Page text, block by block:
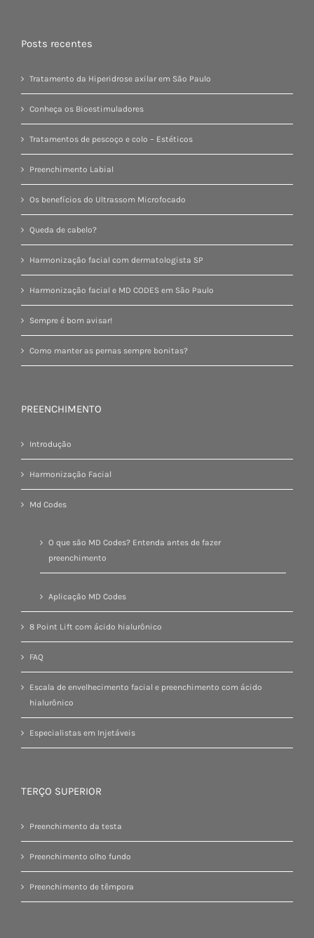
Posts recentes
Tratamento da Hiperidrose axilar em São Paulo
Conheça os Bioestimuladores
Tratamentos de pescoço e colo – Estéticos
Preenchimento Labial
Os benefícios do Ultrassom Microfocado
Queda de cabelo?
Harmonização facial com dermatologista SP
Harmonização facial e MD CODES em São Paulo
Sempre é bom avisar!
Como manter as pernas sempre bonitas?
PREENCHIMENTO
Introdução
Harmonização Facial
Md Codes
O que são MD Codes? Entenda antes de fazer
preenchimento
Aplicação MD Codes
8 Point Lift com ácido hialurônico
FAQ
Escala de envelhecimento facial e preenchimento com ácido
hialurônico
Especialistas em Injetáveis
TERÇO SUPERIOR
Preenchimento da testa
Preenchimento olho fundo
Preenchimento de têmpora